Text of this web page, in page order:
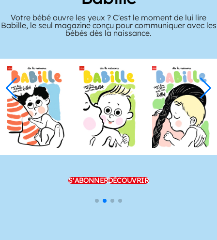
Votre bébé ouvre les yeux ? C'est le moment de lui lire
Babille, le seul magazine conçu pour communiquer avec les
bébés dès la naissance.
S'ABONNERDÉCOUVRIR